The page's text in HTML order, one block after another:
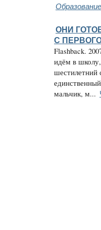
ОНИ
С
Flashback.
идём в
мальчик, м...